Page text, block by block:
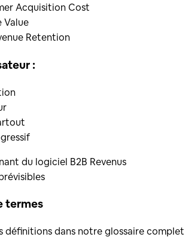
Acquisition Cost
Value
Retention
:
du logiciel B2B Revenus
termes
définitions dans notre glossaire complet